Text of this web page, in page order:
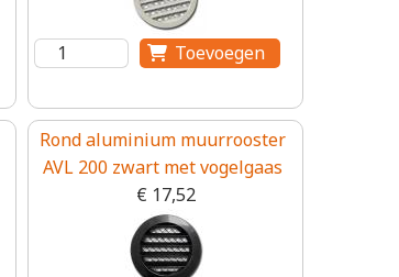
Rond aluminium muurrooster
AVL 200 zwart met vogelgaas
€ 17,52